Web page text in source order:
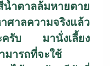
ำตาลล้มหายตาย
าลความจริงแล้ว
ะครับ มานั่งเลี้ยง
มารถที่จะใช้